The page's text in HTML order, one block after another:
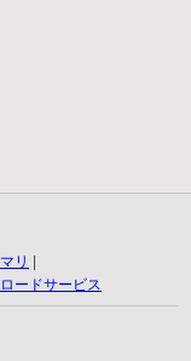
リ
ードサービス